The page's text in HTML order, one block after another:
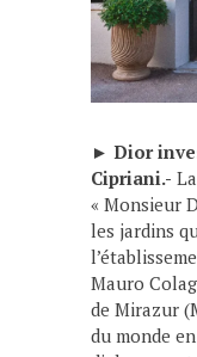
► Dior
Cipriani.-
« Monsieur
les jardins
Mauro
de Mirazur
du monde